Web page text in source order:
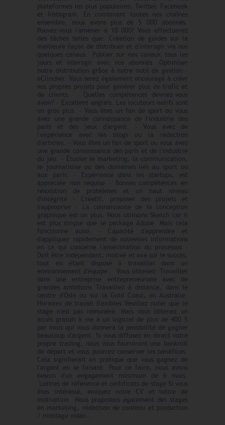
plateformes les plus populaires; Twitter, Facebook
et Instagram. En combinant toutes nos chaînes
ensemble, nous avons plus de 5 000 abonnés.
Pouvez-vous l'amener à 10 000? Vous effectuerez
des tâches telles que: Création de guides sur la
meilleure façon de distribuer et d'interagir via nos
quelques canaux. Publier sur nos canaux tous les
jours et interagir avec nos abonnés. Optimiser
notre distribution grâce à notre outil de gestion -
eClincher. Vous serez également encouragé à créer
vos propres projets pour générer plus de trafic et
de clients. Quelles compétences devriez-vous
avoir? - Excellent anglais. Les locuteurs natifs sont
un gros plus. - Vous êtes un fan de sport ou vous
avez une grande connaissance de l'industrie des
paris et des jeux d'argent. - Vous avez de
l'expérience avec les blogs ou la rédaction
d'articles. - Vous êtes un fan de sport ou vous avez
une grande connaissance des paris et de l'industrie
du jeu. - Étudier le marketing, la communication,
le journalisme ou des domaines liés au sport ou
aux paris. - Expérience dans les startups, est
appréciée non requise - Bonnes compétences en
résolution de problèmes et un haut niveau
d'intégrité - Créatif, proposer des projets et
s'approprier - La connaissance de la conception
graphique est un plus. Nous utilisons Sketch car il
est plus simple que le package Adobe. Mais cela
fonctionne aussi. - Capacité d'apprendre et
d'appliquer rapidement de nouvelles informations
en ce qui concerne l'amélioration du processus -
Doit être indépendant, motivé et axé sur le succès,
tout en étant disposé à travailler dans un
environnement d'équipe. Vous obtenez: Travailler
dans une entreprise entrepreneuriale avec de
grandes ambitions Travaillez à distance, dans le
centre d'Oslo ou sur la Gold Coast, en Australie.
Horaires de travail flexibles Veuillez noter que le
stage n'est pas rémunéré. Mais vous obtenez un
accès gratuit à vie à un logiciel de plus de 400 $
par mois qui vous donnera la possibilité de gagner
beaucoup d'argent. Si vous diffusez en direct votre
propre trading, nous vous fournirons une bankroll
de départ et vous pourrez conserver les bénéfices.
Cela signifierait en pratique que vous gagnez de
l'argent en le faisant. Pour ce faire, nous avons
besoin d'un engagement minimum de 6 mois.
Lettres de référence et certificats de stage Si vous
êtes intéressé, envoyez votre CV et lettre de
motivation Nous proposons également des stages
en marketing, rédaction de contenu et production
/ montage vidéo...